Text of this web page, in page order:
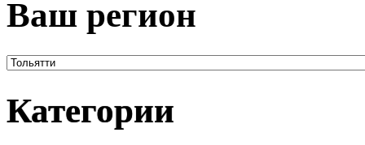
Ваш регион
Категории